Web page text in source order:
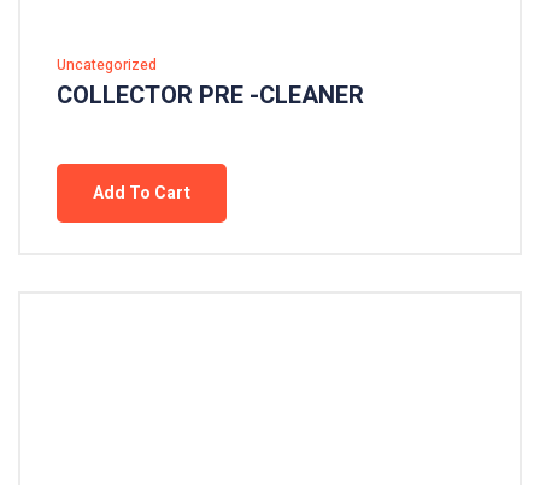
Uncategorized
COLLECTOR PRE -CLEANER
Add To Cart